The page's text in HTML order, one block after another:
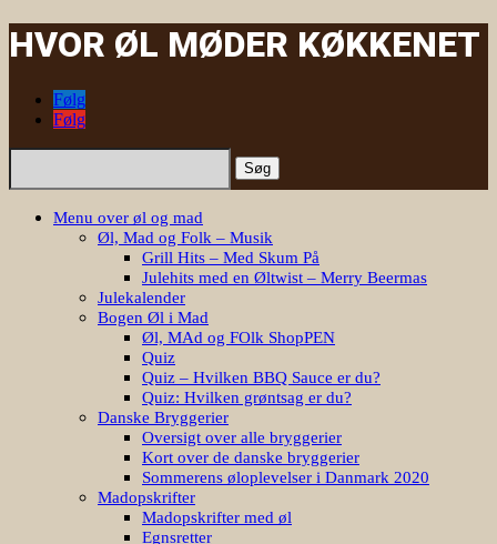
HVOR ØL MØDER KØKKENET
Følg
Følg
Søg
Menu over øl og mad
Øl, Mad og Folk – Musik
Grill Hits – Med Skum På
Julehits med en Øltwist – Merry Beermas
Julekalender
Bogen Øl i Mad
Øl, MAd og FOlk ShopPEN
Quiz
Quiz – Hvilken BBQ Sauce er du?
Quiz: Hvilken grøntsag er du?
Danske Bryggerier
Oversigt over alle bryggerier
Kort over de danske bryggerier
Sommerens øloplevelser i Danmark 2020
Madopskrifter
Madopskrifter med øl
Egnsretter